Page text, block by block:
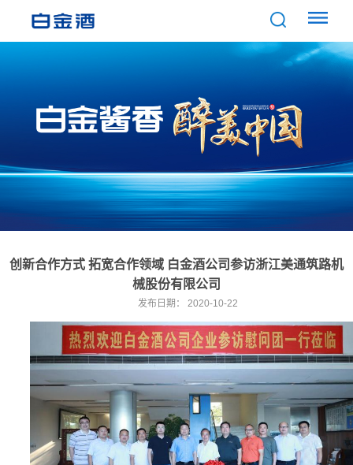
创新合作方式 拓宽合作领域 白金酒公司参访浙江美通筑路机
械股份有限公司
发布日期： 2020-10-22